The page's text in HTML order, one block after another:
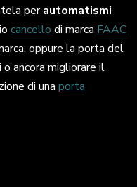
perautomatismi
cancello di marca FAAC
oppure la porta del
ancora migliorare il
di unaporta